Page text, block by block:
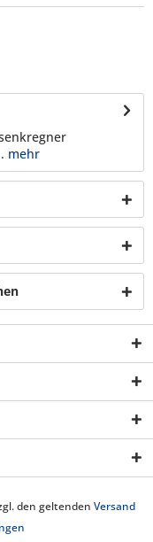
mehr
den geltenden Versand